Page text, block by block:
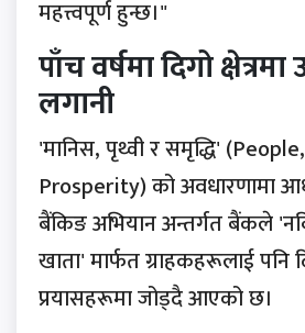
महत्त्वपूर्ण हुन्छ।"
पाँच वर्षमा दिगो
लगानी
'मानिस, पृथ्वी र समृद्धि'
Prosperity) को अवधारणामा
बैंकिङ अभियान अन्तर्गत बैंकले
खाता' मार्फत ग्राहकहरूलाई पनि
प्रयासहरूमा जोड्दै आएको छ।